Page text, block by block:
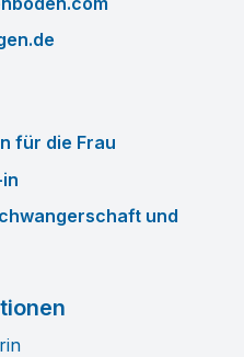
für die Frau
und